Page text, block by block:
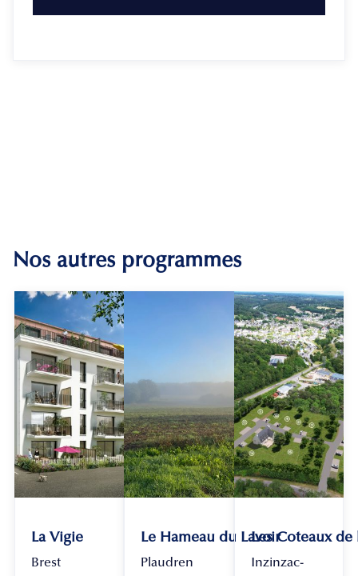
Nos autres programmes
La Vigie
Brest
Le Hameau du Lavoir
Plaudren
Les Coteaux
Inzinzac-